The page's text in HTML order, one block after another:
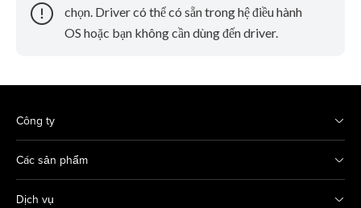
chọn. Driver có thể có sẵn trong hệ điều hành
OS hoặc bạn không cần dùng đến driver.
Công ty
Các sản phẩm
Dịch vụ